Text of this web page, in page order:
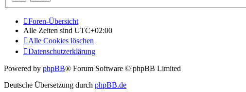
Foren-Übersicht
Alle Zeiten sind UTC+02:00
Alle Cookies löschen
Datenschutzerklärung
Powered by phpBB® Forum Software © phpBB Limited
Deutsche Übersetzung durch phpBB.de